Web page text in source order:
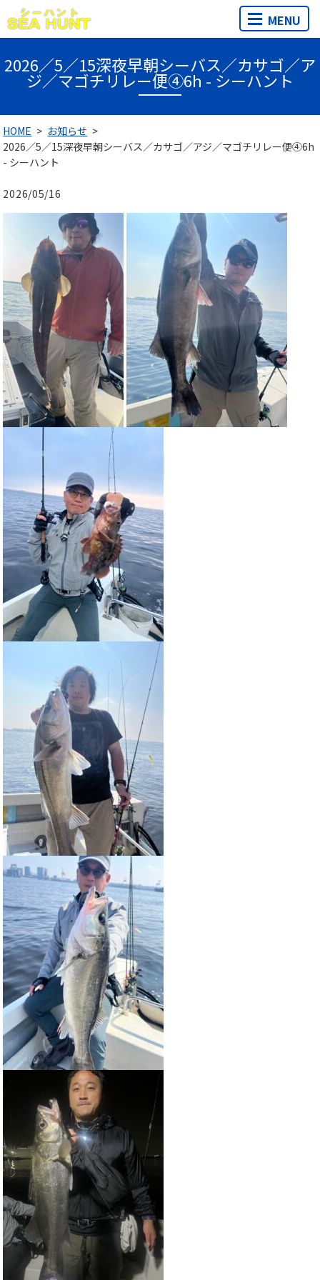
MENU
2026／5／15深夜早朝シーバス／カサゴ／ア
ジ／マゴチリレー便④6h - シーハント
HOME
お知らせ
2026／5／15深夜早朝シーバス／カサゴ／アジ／マゴチリレー便④6h
- シーハント
2026/05/16